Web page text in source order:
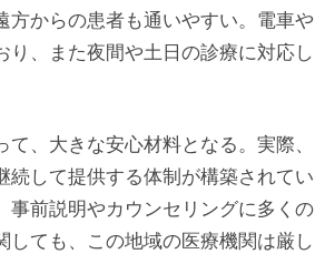
方からの患者も通いやすい。電車や
、また夜間や土日の診療に対応し
、大きな安心材料となる。実際、
して提供する体制が構築されてい
事前説明やカウンセリングに多くの
ても、この地域の医療機関は厳し